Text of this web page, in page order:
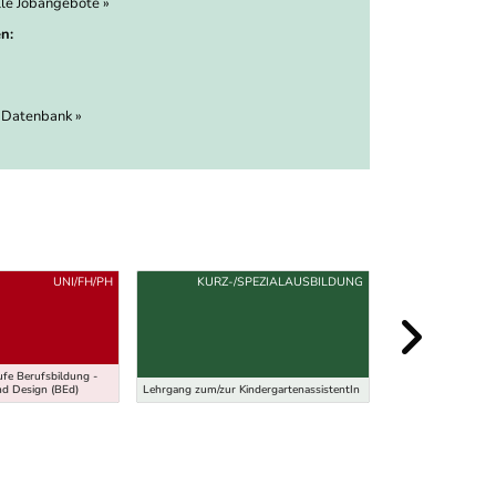
»
Berufsbildung -
Design (BEd)
UNI/FH/PH
Lehrgang zum/zur KindergartenassistentIn
KURZ-/SPEZIALAUSBILDUNG